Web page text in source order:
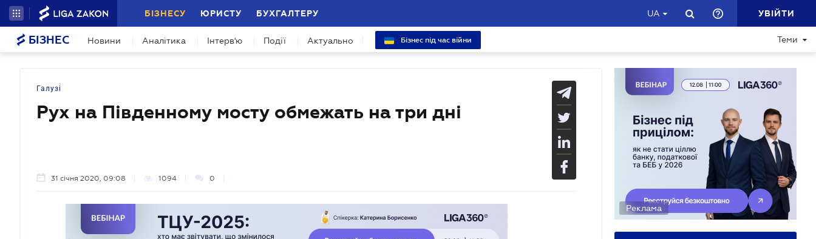
БІЗНЕСУ ЮРИСТУ БУХГАЛТЕРУ UA УВІЙТИ
БІЗНЕС Новини Аналітика Інтерв'ю Події Актуально Бізнес під час війни Теми
Галузі
Рух на Південному мосту обмежать на три дні
31 січня 2020, 09:08 1094 0
Реклама